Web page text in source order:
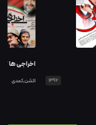
1392
اخراجی ها 3
اکشن,کمدی